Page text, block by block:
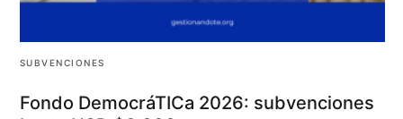
SUBVENCIONES
Fondo DemocráTICa 2026: subvenciones